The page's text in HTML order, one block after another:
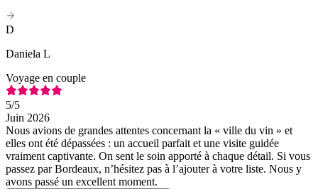
D
Daniela L
Voyage en couple
5/5
Juin 2026
Nous avions de grandes attentes concernant la « ville du vin » et
elles ont été dépassées : un accueil parfait et une visite guidée
vraiment captivante. On sent le soin apporté à chaque détail. Si vous
passez par Bordeaux, n’hésitez pas à l’ajouter à votre liste. Nous y
avons passé un excellent moment.